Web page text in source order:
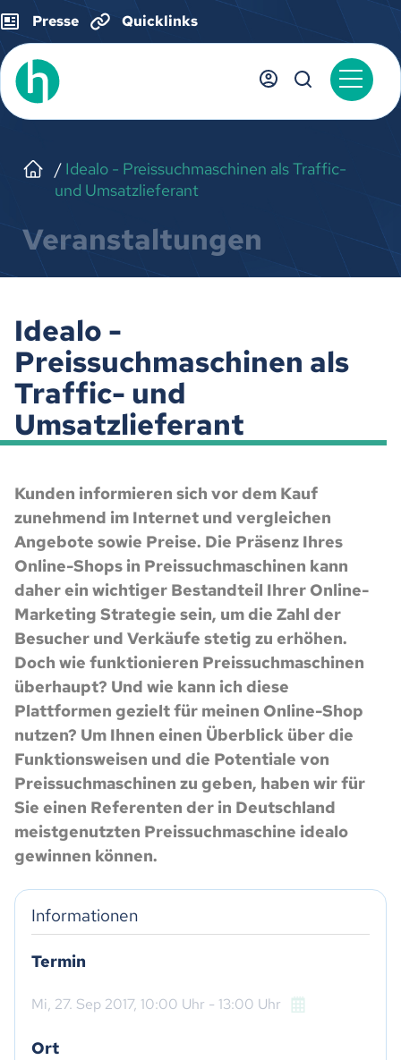
Presse Quicklinks
Idealo - Preissuchmaschinen als Traffic-
und Umsatzlieferant
Veranstaltungen
Idealo -
Preissuchmaschinen als
Traffic- und
Umsatzlieferant
Kunden informieren sich vor dem Kauf
zunehmend im Internet und vergleichen
Angebote sowie Preise. Die Präsenz Ihres
Online-Shops in Preissuchmaschinen kann
daher ein wichtiger Bestandteil Ihrer Online-
Marketing Strategie sein, um die Zahl der
Besucher und Verkäufe stetig zu erhöhen.
Doch wie funktionieren Preissuchmaschinen
überhaupt? Und wie kann ich diese
Plattformen gezielt für meinen Online-Shop
nutzen? Um Ihnen einen Überblick über die
Funktionsweisen und die Potentiale von
Preissuchmaschinen zu geben, haben wir für
Sie einen Referenten der in Deutschland
meistgenutzten Preissuchmaschine idealo
gewinnen können.
Informationen
Termin
Mi, 27. Sep 2017, 10:00 Uhr - 13:00 Uhr
Ort